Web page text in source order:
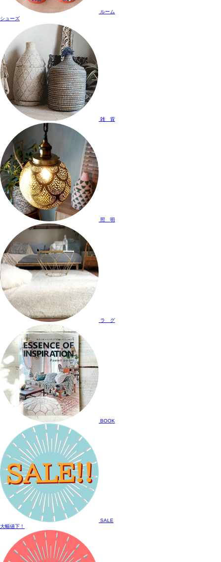
ルーム
シューズ
雑 貨
照 明
ラ グ
BOOK
SALE
大幅値下！